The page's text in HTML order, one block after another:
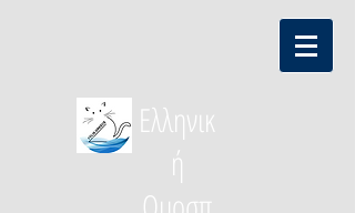
Ελληνικ
ή